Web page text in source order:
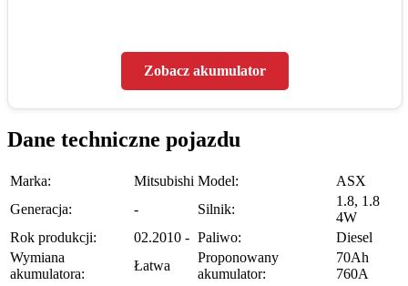
Zobacz akumulator
Dane techniczne pojazdu
Marka: Mitsubishi Model:
ASX
Generacja:
- Silnik:
1.8, 1.8
4W
Rok produkcji:
02.2010 - Paliwo:
Diesel
Wymiana
akumulatora:
Łatwa
Proponowany
akumulator:
70Ah
760A